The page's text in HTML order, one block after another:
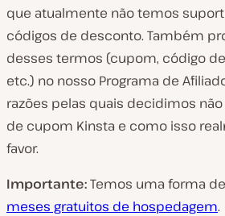
que atualmente não temos
códigos de desconto. Também
desses termos (cupom, código
etc.) no nosso Programa de
razões pelas quais decidimos
de cupom Kinsta e como isso
favor.
Importante:Temos uma forma
meses gratuitos de hospedagem.